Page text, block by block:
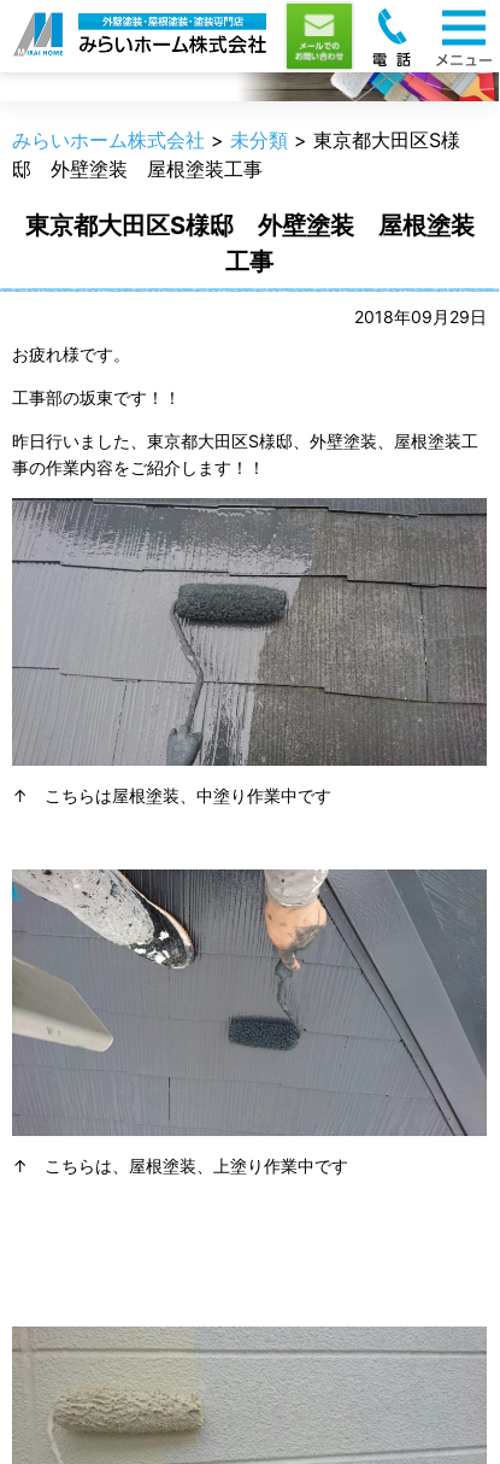
職人のうんちく
みらいホーム株式会社 > 未分類 > 東京都大田区S様
邸 外壁塗装 屋根塗装工事
東京都大田区S様邸 外壁塗装 屋根塗装
工事
2018年09月29日
お疲れ様です。
工事部の坂東です！！
昨日行いました、東京都大田区S様邸、外壁塗装、屋根塗装工
事の作業内容をご紹介します！！
↑ こちらは屋根塗装、中塗り作業中です
↑ こちらは、屋根塗装、上塗り作業中です